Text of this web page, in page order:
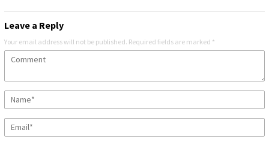
Leave a Reply
Your email address will not be published. Required fields are marked *